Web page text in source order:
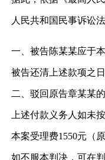
人民共和国民事诉讼
一、被告陈某某应于
被告还清上述款项之日
二、驳回原告章某某
上述付款义务人如未
本案受理费1550元（
如不服本判决，可在